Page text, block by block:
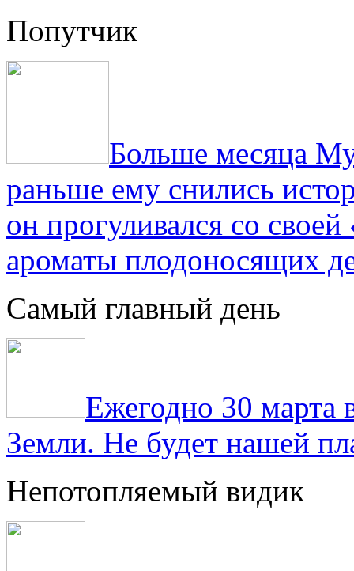
Попутчик
Больше месяца
раньше ему снились
он прогуливался со
ароматы плодоносящих
Самый главный день
Ежегодно 30 марта
Земли. Не будет нашей
Непотопляемый видик